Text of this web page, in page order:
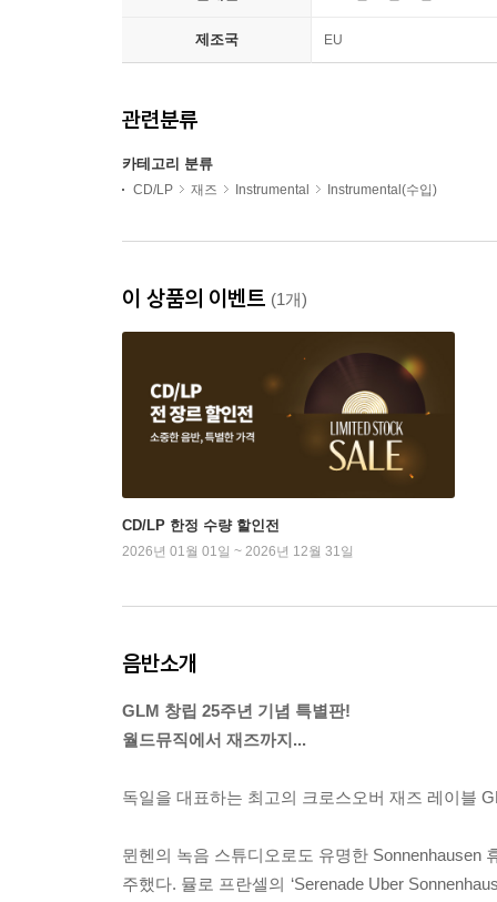
제조국 EU
관련분류
카테고리 분류
CD/LP 재즈 Instrumental Instrumental(수입)
이 상품의 이벤트 (1개)
CD/LP 한정 수량 할인전
2026년 01월 01일 ~ 2026년 12월 31일
음반소개
GLM 창립 25주년 기념 특별판!
월드뮤직에서 재즈까지...
독일을 대표하는 최고의 크로스오버 재즈 레이블
뮌헨의 녹음 스튜디오로도 유명한 Sonnenhausen
주했다. 뮬로 프란셀의 ‘Serenade Uber